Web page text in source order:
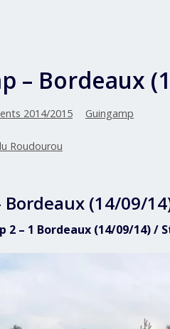
– Bordeaux
2014/2015 Guingamp
Roudourou
(14/09/
2 – 1 Bordeaux (14/09/14) /